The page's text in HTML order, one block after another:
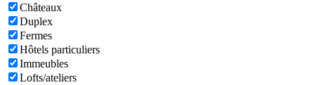
Châteaux
Duplex
Fermes
Hôtels particuliers
Immeubles
Lofts/ateliers